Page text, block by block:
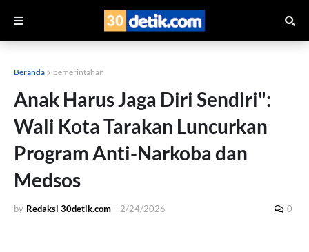
Beranda pemerintahan
Anak Harus Jaga Diri Sendiri":
Wali Kota Tarakan Luncurkan
Program Anti-Narkoba dan
Medsos
by Redaksi 30detik.com - 2/24/2026 0